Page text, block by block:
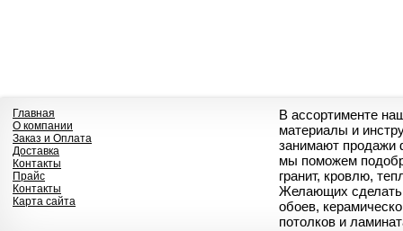
Главная
О компании
Заказ и Оплата
Доставка
Контакты
Прайс
Контакты
Карта сайта
В ассортименте
материалы и
занимают продажи
мы поможем
гранит, кровлю,
Желающих сделать
обоев,
потолков и